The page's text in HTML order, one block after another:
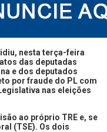
nesta terça-feira
das deputadas
e dos deputados
por fraude do PL com
nas eleições
ao próprio TRE e, se
(TSE). Os dois